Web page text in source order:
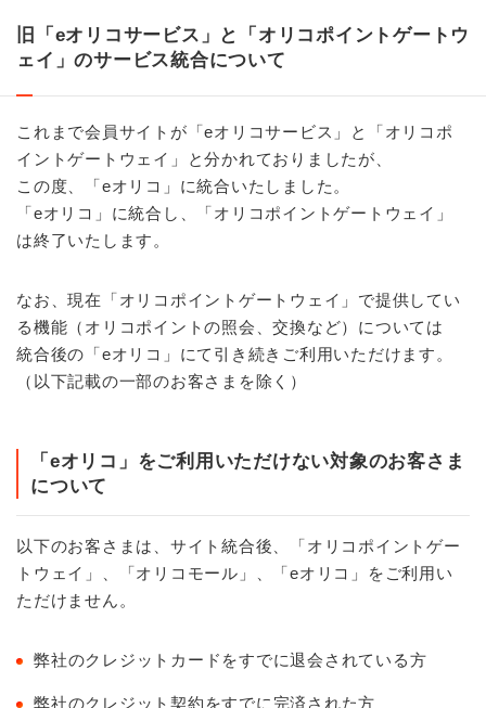
旧「eオリコサービス」と「オリコポイントゲートウ
ェイ」のサービス統合について
これまで会員サイトが「eオリコサービス」と「オリコポ
イントゲートウェイ」と分かれておりましたが、
この度、「eオリコ」に統合いたしました。
「eオリコ」に統合し、「オリコポイントゲートウェイ」
は終了いたします。
なお、現在「オリコポイントゲートウェイ」で提供してい
る機能（オリコポイントの照会、交換など）については
統合後の「eオリコ」にて引き続きご利用いただけます。
（以下記載の一部のお客さまを除く）
「eオリコ」をご利用いただけない対象のお客さま
について
以下のお客さまは、サイト統合後、「オリコポイントゲー
トウェイ」、「オリコモール」、「eオリコ」をご利用い
ただけません。
弊社のクレジットカードをすでに退会されている方
弊社のクレジット契約をすでに完済された方